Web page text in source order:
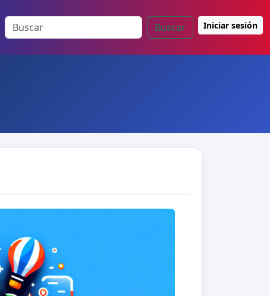
Buscar Iniciar sesión